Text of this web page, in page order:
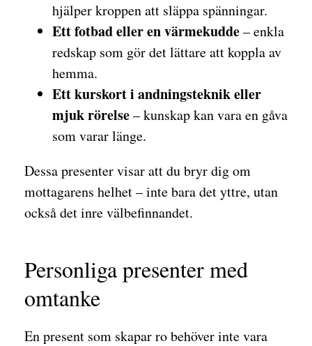
hjälper kroppen att släppa spänningar.
Ett fotbad eller en värmekudde– enkla
redskap som gör det lättare att koppla av
hemma.
Ett kurskort i andningsteknik eller
mjuk rörelse– kunskap kan vara en gåva
som varar länge.
Dessa presenter visar att du bryr dig om
mottagarens helhet – inte bara det yttre, utan
också det inre välbefinnandet.
Personliga presenter med
omtanke
En present som skapar ro behöver inte vara